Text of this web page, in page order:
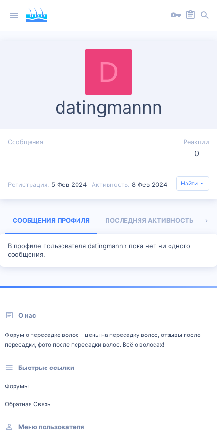
D
datingmannn
Сообщения Реакции
0
Регистрация 5 Фев 2024 Активность 8 Фев 2024 Найти
СООБЩЕНИЯ ПРОФИЛЯ ПОСЛЕДНЯЯ АКТИВНОСТЬ
В профиле пользователя datingmannn пока нет ни одного
сообщения.
О нас
Форум о пересадке волос – цены на пересадку волос, отзывы после
пересадки, фото после пересадки волос. Всё о волосах!
Быстрые ссылки
Форумы
Обратная Связь
Меню пользователя